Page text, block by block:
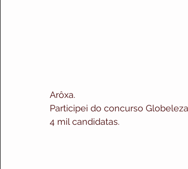
Arôxa.
Participei do concurso
4 mil candidatas.